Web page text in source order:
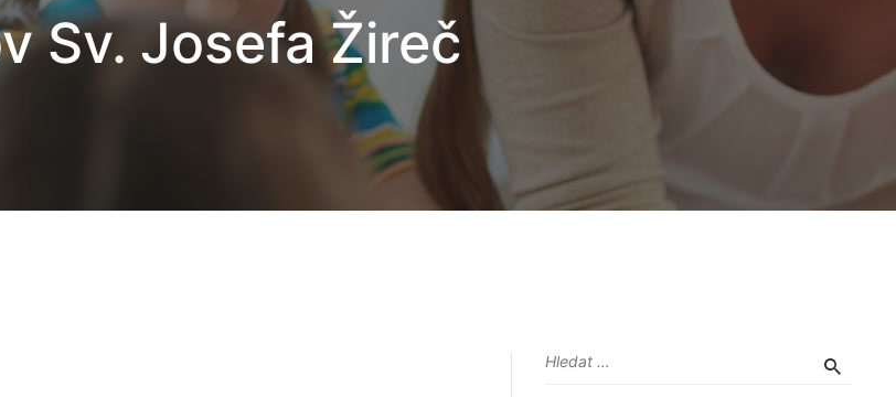
Sv. Josefa Žireč